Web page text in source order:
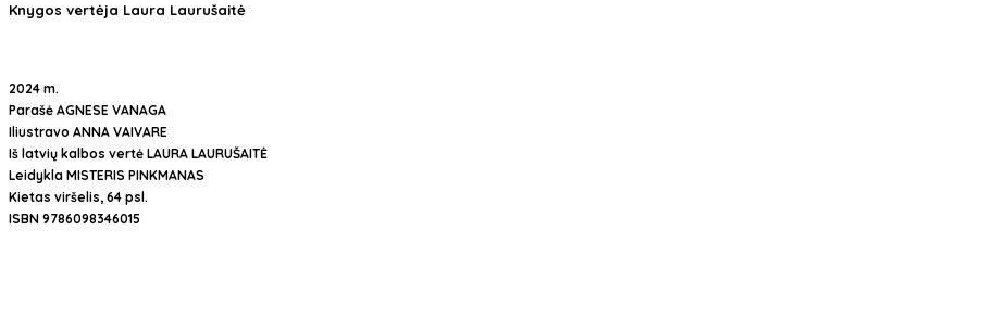
Knygos vertėja Laura Laurušaitė
2024 m.
Parašė AGNESE VANAGA
Iliustravo ANNA VAIVARE
Iš latvių kalbos vertė LAURA LAURUŠAITĖ
Leidykla MISTERIS PINKMANAS
Kietas viršelis, 64 psl.
ISBN 9786098346015